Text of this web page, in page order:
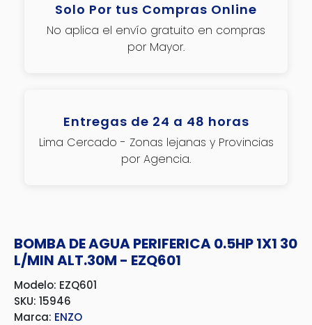
Solo Por tus Compras Online
No aplica el envío gratuito en compras
por Mayor.
Entregas de 24 a 48 horas
Lima Cercado - Zonas lejanas y Provincias
por Agencia.
BOMBA DE AGUA PERIFERICA 0.5HP 1X1 30
L/MIN ALT.30M - EZQ601
Modelo: EZQ601
SKU: 15946
Marca: ENZO